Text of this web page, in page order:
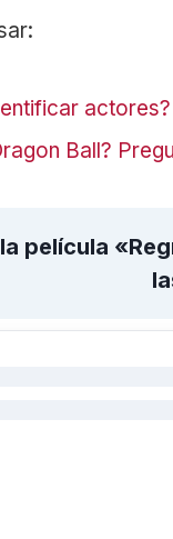
Ball?
película